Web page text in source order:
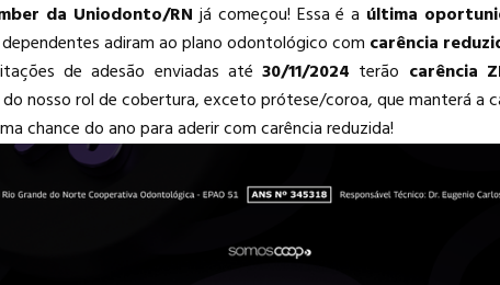
da Uniodonto/RNjá começou! Essa é a última
adiram ao plano odontológico com carência
de adesão enviadas até30/11/2024 terão carência
nosso rol de cobertura, exceto prótese/coroa, que manterá a
chance do ano para aderir com carência reduzida!